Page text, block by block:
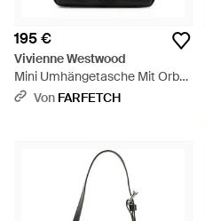
195 €
Vivienne Westwood
Mini Umhängetasche Mit Orb-
Schild - Schwarz
Von FARFETCH